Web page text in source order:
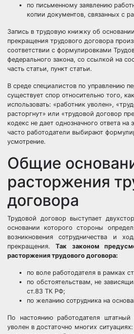
по письменному заявлению
копии документов, связанных с
Запись в трудовую книжку об
прекращения трудового договора
соответствии с формулировками
федерального закона, со ссылкой на
часть статьи, пункт статьи.
В среде специалистов по управлению
существует спор относительно того,
использовать: «работник уволен»,
расторгнут» или «трудовой договор
кодекс не дает однозначного ответа на
часто работодатели выбирают
усмотрение.
Общие
расторжения
договора
Трудовой договор выступает
основании которого стороны
возникновения сотрудничества и
прекращения.Так законом
расторжения трудового договора:
по воле работодателя в рамках
по обстоятельствам, не
ст.83 ТК РФ;
по желанию сотрудника на
По настоянию работодателя
уволен в достаточно многих